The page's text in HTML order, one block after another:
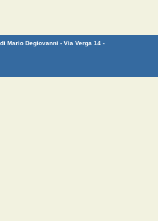
Mario Degiovanni - Via Verga 14 -